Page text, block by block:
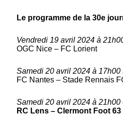
Le programme de la 30e
Vendredi 19 avril 2024 à
OGC Nice – FC Lorient
Samedi 20 avril 2024 à
FC Nantes – Stade Rennais
Samedi 20 avril 2024 à
RC Lens – Clermont Foot 63